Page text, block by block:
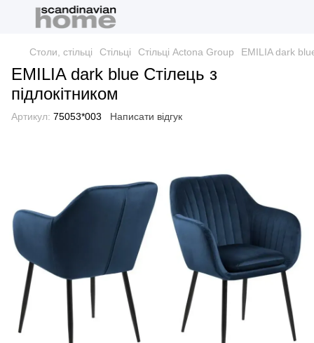
Столи, стільці Стільці Стільці Actona Group EMILIA dark
EMILIA dark blue Стілець з
підлокітником
Артикул: 75053*003 Написати відгук